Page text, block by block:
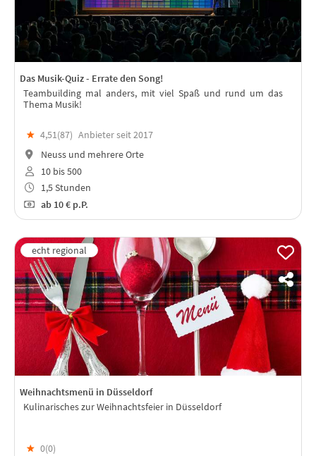
Das Musik-Quiz - Errate den Song!
Teambuilding mal anders, mit viel Spaß und rund um das
Thema Musik!
★ 4,51(87) Anbieter seit 2017
Neuss und mehrere Orte
10 bis 500
1,5 Stunden
ab10 € p.P.
Weihnachtsmenü in Düsseldorf
Kulinarisches zur Weihnachtsfeier in Düsseldorf
★ 0(0)